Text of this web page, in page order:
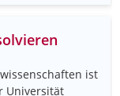
ist
Universität